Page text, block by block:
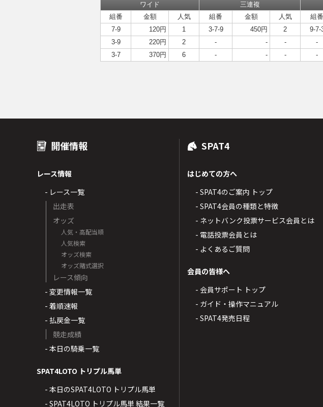
ワイド 三連複
組番
金額 人気 組番 金額 人気 組番
7-9
120円 1 3-7-9 450円 2 9-7-
3-9
220円 2 - - - -
3-7
370円 6 - - - -
開催情報
レース情報
- レース一覧
出走表
オッズ
人気・高配当順
人気検索
オッズ検索
オッズ賭式選択
レース傾向
- 変更情報一覧
- 着順速報
- 払戻金一覧
競走成績
- 本日の騎乗一覧
SPAT4LOTO トリプル馬単
- 本日のSPAT4LOTO トリプル馬単
- SPAT4LOTO トリプル馬単 結果一覧
SPAT4
はじめての方へ
- SPAT4のご案内 トップ
- SPAT4会員の種類と特徴
- ネットバンク投票サービス会員とは
- 電話投票会員とは
- よくあるご質問
会員の皆様へ
- 会員サポート トップ
- ガイド・操作マニュアル
- SPAT4発売日程